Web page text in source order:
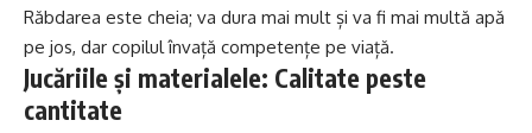
Răbdarea este cheia; va dura mai mult și va fi mai multă apă
pe jos, dar copilul învață competențe pe viață.
Jucăriile și materialele: Calitate peste
cantitate